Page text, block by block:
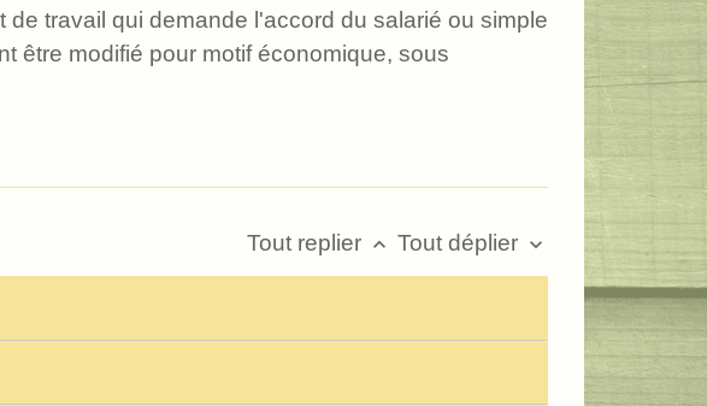
travail qui demande l'accord du salarié ou simple
être modifié pour motif économique, sous
Tout replier keyboard_arrow_up Tout déplier keyboard_arrow_down